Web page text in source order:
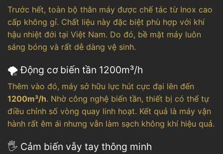
Trước hết, toàn bộ thân máy được chế tác từ Inox cao
cấp không gỉ. Chất liệu này đặc biệt phù hợp với khí
hậu nhiệt đới tại Việt Nam. Do đó, bề mặt máy luôn
sáng bóng và rất dễ dàng vệ sinh.
🌪️ Động cơ biến tần 1200m³/h
Thêm vào đó, máy sở hữu lực hút cực đại lên đến
1200m³/h. Nhờ công nghệ biến tần, thiết bị có thể tự
điều chỉnh số vòng quay linh hoạt. Kết quả là máy vận
hành rất êm ái nhưng vẫn làm sạch không khí hiệu quả.
🖐️ Cảm biến vẫy tay thông minh